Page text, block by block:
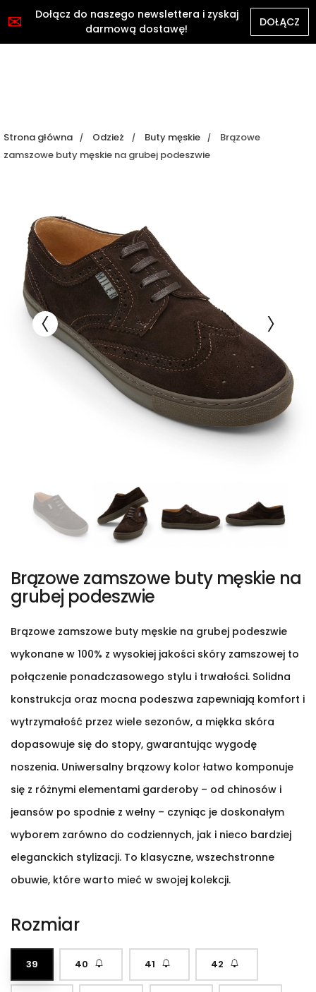
Strona główna Odzież Buty męskie
Brązowe
zamszowe buty męskie na grubej podeszwie
Brązowe zamszowe buty męskie na
grubej podeszwie
Brązowe zamszowe buty męskie na grubej podeszwie
wykonane w 100% z wysokiej jakości skóry zamszowej to
połączenie ponadczasowego stylu i trwałości. Solidna
konstrukcja oraz mocna podeszwa zapewniają komfort i
wytrzymałość przez wiele sezonów, a miękka skóra
dopasowuje się do stopy, gwarantując wygodę
noszenia. Uniwersalny brązowy kolor łatwo komponuje
się z różnymi elementami garderoby – od chinosów i
jeansów po spodnie z wełny – czyniąc je doskonałym
wyborem zarówno do codziennych, jak i nieco bardziej
eleganckich stylizacji. To klasyczne, wszechstronne
obuwie, które warto mieć w swojej kolekcji.
Rozmiar
39 40 41 42
✉
Dołącz do naszego newslettera i zyskaj
darmową dostawę!
DOŁĄCZ